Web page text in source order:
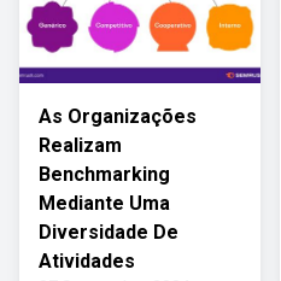
As Organizações
Realizam
Benchmarking
Mediante Uma
Diversidade De
Atividades